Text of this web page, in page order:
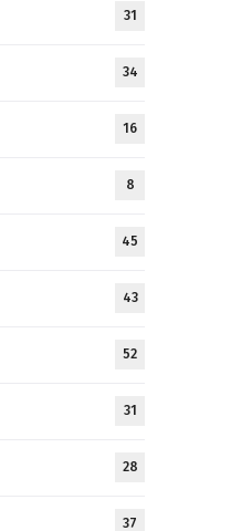
31
34
16
8
45
43
52
31
28
37